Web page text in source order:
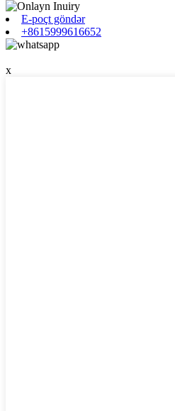
E-poçt göndər
+8615999616652
x